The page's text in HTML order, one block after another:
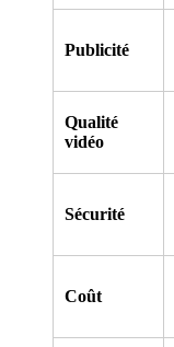
Publicité
Qualité
vidéo
Sécurité
Coût